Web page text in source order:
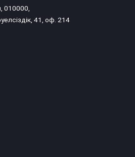
010000,
41, оф. 214